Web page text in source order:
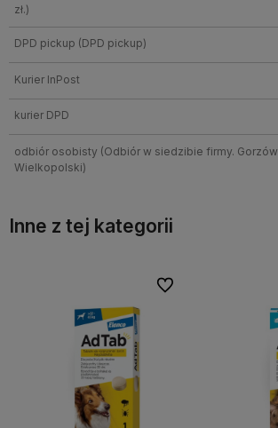
zł.)
DPD pickup (DPD pickup)
Kurier InPost
kurier DPD
odbiór osobisty (Odbiór w siedzibie firmy. Gorzów
Wielkopolski)
Inne z tej kategorii